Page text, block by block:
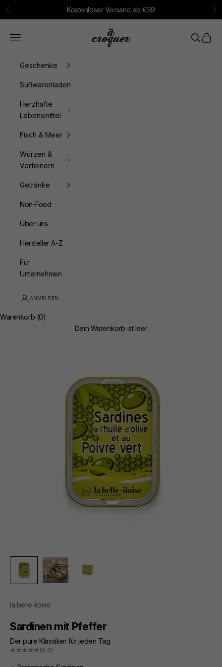
Zum Inhalt springen
Zurück Kostenloser Versand ab €59
à croquer
Menü Suchen
Geschenke
Süßwarenladen
Herzhafte
Lebensmittel
Fisch & Meer
Würzen &
Verfeinern
Getränke
Non-Food
Über uns
Hersteller A-Z
Für
Unternehmen
ANMELDEN
Warenkorb (0)
Dein Warenkorb ist leer
la belle-iloise
Sardinen mit Pfeffer
Der pure Klassiker für jeden Tag
(0.0)